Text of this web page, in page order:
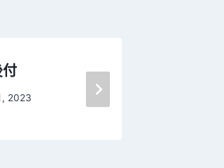
, 2023